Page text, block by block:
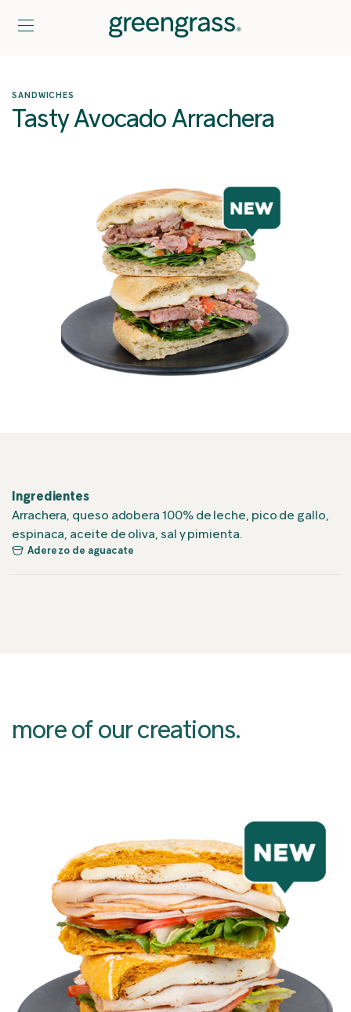
SANDWICHES
Tasty Avocado Arrachera
Ingredientes
Arrachera, queso adobera 100% de leche, pico de gallo,
espinaca, aceite de oliva, sal y pimienta.
Aderezo de aguacate
more of our creations.